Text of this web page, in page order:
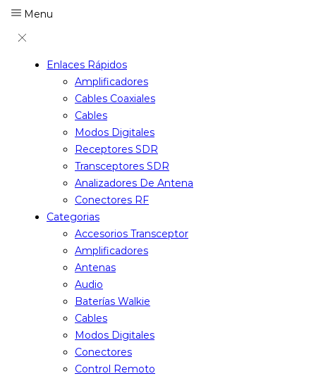
Menu
Enlaces Rápidos
Amplificadores
Cables Coaxiales
Cables
Modos Digitales
Receptores SDR
Transceptores SDR
Analizadores De Antena
Conectores RF
Categorias
Accesorios Transceptor
Amplificadores
Antenas
Audio
Baterías Walkie
Cables
Modos Digitales
Conectores
Control Remoto